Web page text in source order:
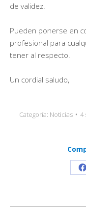
de validez.
Pueden ponerse en
profesional para
tener al respecto.
Un cordial saludo,
Categoría: Noticias 4